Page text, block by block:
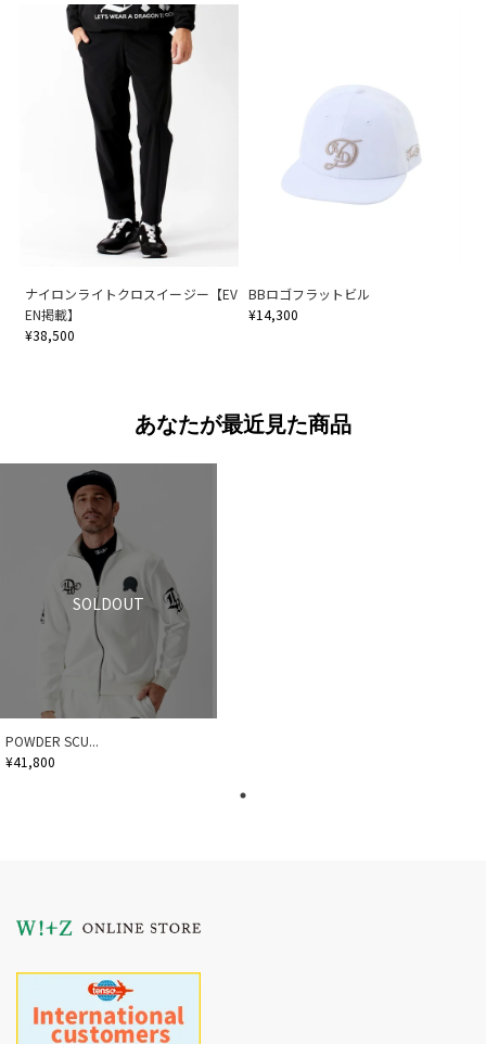
ナイロンライトクロスイージー【EV
EN掲載】
¥38,500
BBロゴフラットビル
¥14,300
あなたが最近見た商品
SOLDOUT
POWDER SCU...
¥41,800